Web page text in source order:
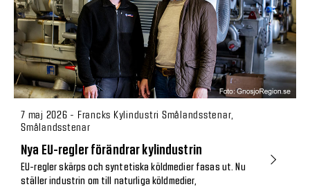
7 maj 2026 - Francks Kylindustri Smålandsstenar,
Smålandsstenar
Nya EU-regler förändrar kylindustrin
EU-regler skärps och syntetiska köldmedier fasas ut. Nu
ställer industrin om till naturliga köldmedier,